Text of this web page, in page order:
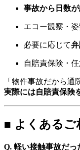
事故から日数
エコー観察・
必要に応じて
自賠責保険・
「物件事故だから通
実際には自賠責保険
■ よくあるご
Q. 軽い接触事故だ